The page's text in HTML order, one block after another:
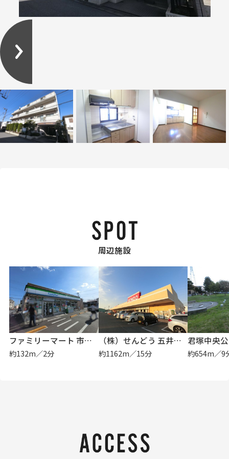
周辺施設
ファミリーマート 市原白金町店
約132m／2分
（株）せんどう 五井金杉店
約1162m／15分
君塚中央
約654m／9